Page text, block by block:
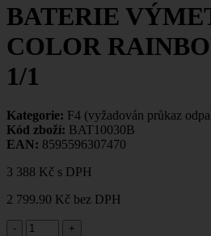
BATERIE
COLOR
1/1
Kategorie: F4 (vyžadován průkaz
Kód zboží: BAT10030B
EAN: 8595596307470
3 388 Kč s DPH
2 799.90 Kč bez DPH
-
+